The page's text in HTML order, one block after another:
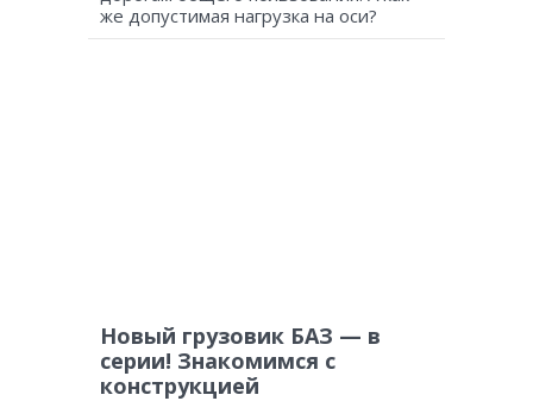
же допустимая нагрузка на оси?
Новый грузовик БАЗ — в
серии! Знакомимся с
конструкцией